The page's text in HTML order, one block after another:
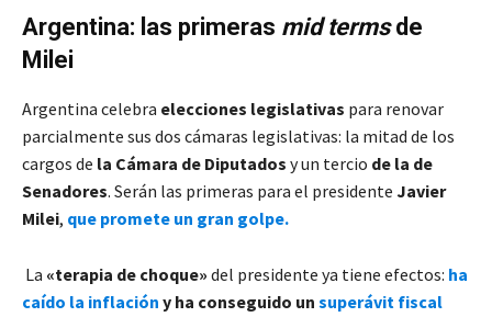
Argentina: las primeras mid termsde
Milei
Argentina celebra elecciones legislativas para renovar
parcialmente sus dos cámaras legislativas: la mitad de los
cargos de la Cámara de Diputados y un tercio de la de
Senadores. Serán las primeras para el presidente Javier
Milei, que promete un gran golpe.
La «terapia de choque» del presidente ya tiene efectos: ha
caído la inflación y ha conseguido un superávit fiscal